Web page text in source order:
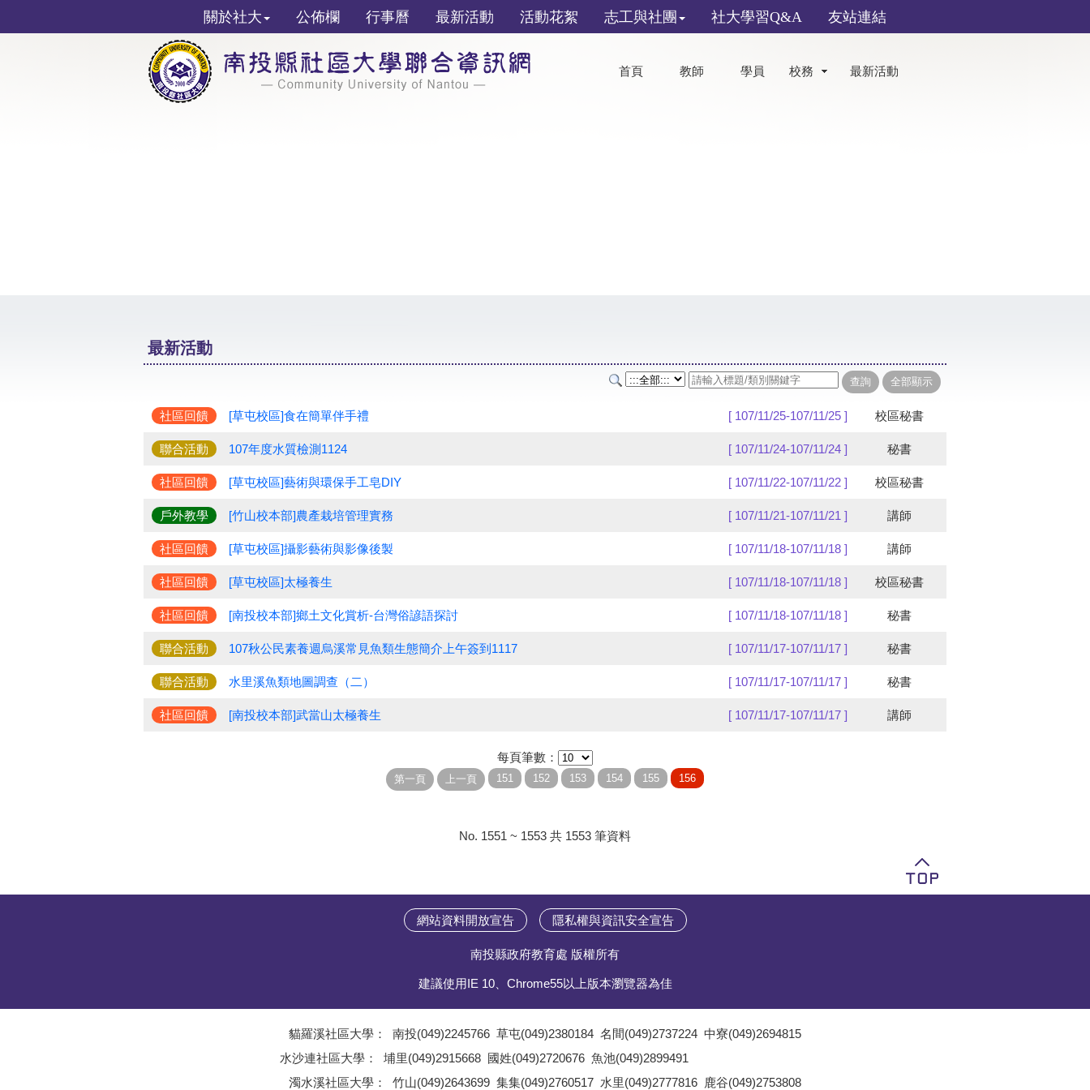
關於社大 公佈欄 行事曆 最新活動 活動花絮 志工與社團 社大學習Q&A 友站連結
首頁 教師 學員 校務 最新活動
最新活動
社區回饋 [草屯校區]食在簡單伴手禮 [ 107/11/25-107/11/25 ] 校區秘書
聯合活動 107年度水質檢測1124 [ 107/11/24-107/11/24 ] 秘書
社區回饋 [草屯校區]藝術與環保手工皂DIY [ 107/11/22-107/11/22 ] 校區秘書
戶外教學 [竹山校本部]農產栽培管理實務 [ 107/11/21-107/11/21 ] 講師
社區回饋 [草屯校區]攝影藝術與影像後製 [ 107/11/18-107/11/18 ] 講師
社區回饋 [草屯校區]太極養生 [ 107/11/18-107/11/18 ] 校區秘書
社區回饋 [南投校本部]鄉土文化賞析-台灣俗諺語探討 [ 107/11/18-107/11/18 ] 秘書
聯合活動 107秋公民素養週烏溪常見魚類生態簡介上午簽到1117 [ 107/11/17-107/11/17 ] 秘書
聯合活動 水里溪魚類地圖調查（二） [ 107/11/17-107/11/17 ] 秘書
社區回饋 [南投校本部]武當山太極養生 [ 107/11/17-107/11/17 ] 講師
每頁筆數：
No. 1551 ~ 1553 共 1553 筆資料
網站資料開放宣告 隱私權與資訊安全宣告
南投縣政府教育處 版權所有
建議使用IE 10、Chrome55以上版本瀏覽器為佳
貓羅溪社區大學： 南投(049)2245766 草屯(049)2380184 名間(049)2737224 中寮(049)2694815
水沙連社區大學： 埔里(049)2915668 國姓(049)2720676 魚池(049)2899491
濁水溪社區大學： 竹山(049)2643699 集集(049)2760517 水里(049)2777816 鹿谷(049)2753808